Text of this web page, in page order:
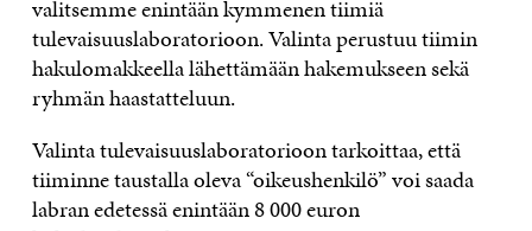
valitsemme enintään kymmenen tiimiä
tulevaisuuslaboratorioon. Valinta perustuu tiimin
hakulomakkeella lähettämään hakemukseen sekä
ryhmän haastatteluun.
Valinta tulevaisuuslaboratorioon tarkoittaa, että
tiiminne taustalla oleva “oikeushenkilö” voi saada
labran edetessä enintään 8 000 euron